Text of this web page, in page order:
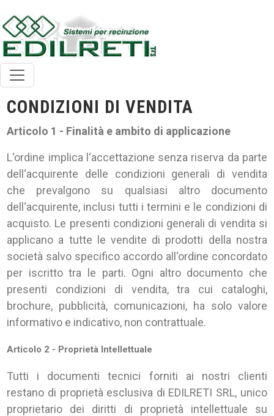
CONDIZIONI DI VENDITA
Articolo 1 - Finalità e ambito di applicazione
L‘ordine implica l‘accettazione senza riserva da parte
dell‘acquirente delle condizioni generali di vendita
che prevalgono su qualsiasi altro documento
dell‘acquirente, inclusi tutti i termini e le condizioni di
acquisto. Le presenti condizioni generali di vendita si
applicano a tutte le vendite di prodotti della nostra
società salvo specifico accordo all‘ordine concordato
per iscritto tra le parti. Ogni altro documento che
presenti condizioni di vendita, tra cui cataloghi,
brochure, pubblicità, comunicazioni, ha solo valore
informativo e indicativo, non contrattuale.
Articolo 2 - Proprietà Intellettuale
Tutti i documenti tecnici forniti ai nostri clienti
restano di proprietà esclusiva di EDILRETI SRL, unico
proprietario dei diritti di proprietà intellettuale su